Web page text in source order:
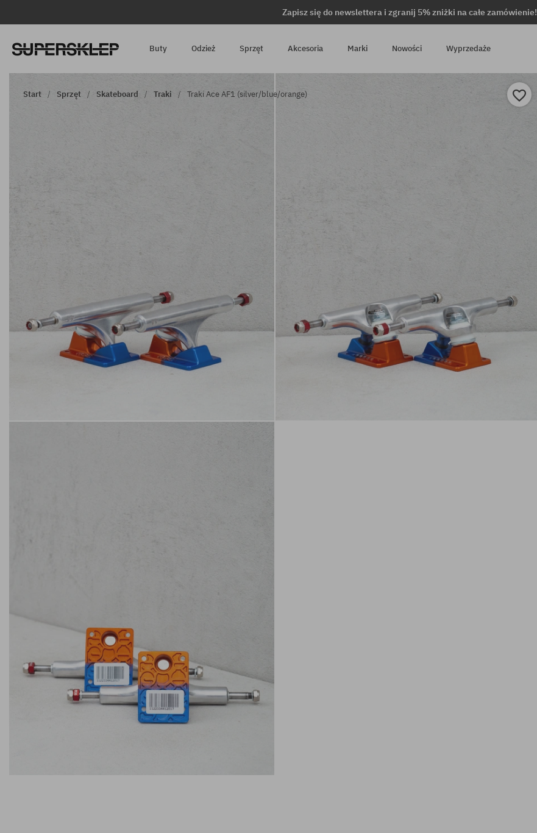
Zapisz się do newslettera i zgranij 5% zniżki na całe zamówienie!
Buty Odzież Sprzęt Akcesoria Marki Nowości Wyprzedaże
Start Sprzęt Skateboard Traki Traki Ace AF1 (silver/blue/orange)